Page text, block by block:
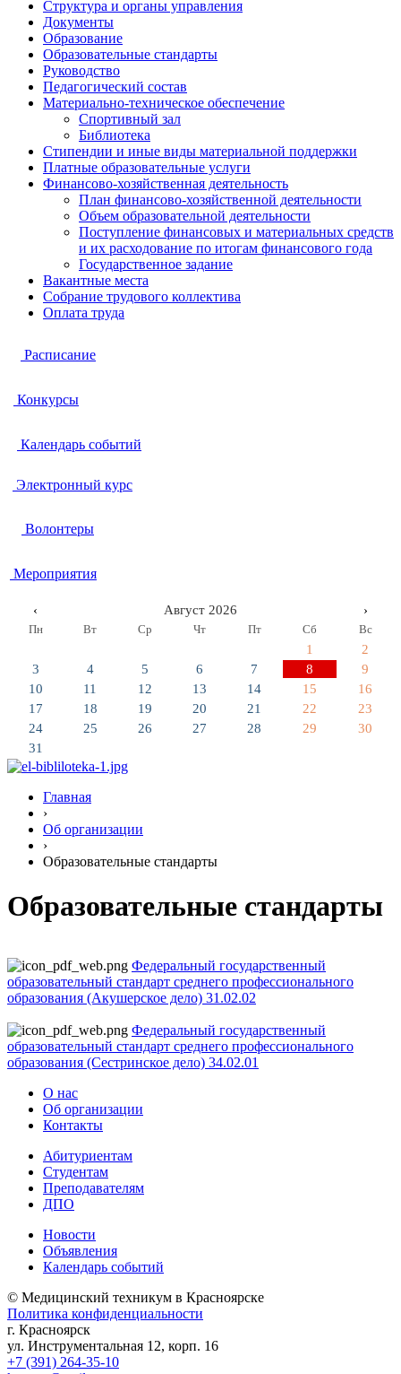
Структура и органы управления
Документы
Образование
Образовательные стандарты
Руководство
Педагогический состав
Материально-техническое обеспечение
Спортивный зал
Библиотека
Стипендии и иные виды материальной поддержки
Платные образовательные услуги
Финансово-хозяйственная деятельность
План финансово-хозяйственной деятельности
Объем образовательной деятельности
Поступление финансовых и материальных средств
и их расходование по итогам финансового года
Государственное задание
Вакантные места
Собрание трудового коллектива
Оплата труда
Расписание
Конкурсы
Календарь событий
Электронный курс
Волонтеры
Мероприятия
‹ Август 2026 ›
Пн Вт Ср Чт Пт Сб Вс
1
2
3
4 5 6 7 8
9
10
11 12 13 14 15
16
17
18 19 20 21 22
23
24
25 26 27 28 29
30
31
Главная
›
Об организации
›
Образовательные стандарты
Образовательные стандарты
Федеральный государственный
образовательный стандарт среднего профессионального
образования (Акушерское дело) 31.02.02
Федеральный государственный
образовательный стандарт среднего профессионального
образования (Сестринское дело) 34.02.01
О нас
Об организации
Контакты
Абитуриентам
Студентам
Преподавателям
ДПО
Новости
Объявления
Календарь событий
© Медицинский техникум в Красноярске
Политика конфиденциальности
г. Красноярск
ул. Инструментальная 12, корп. 16
+7 (391) 264-35-10